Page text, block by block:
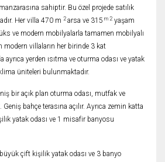
sahiptir. Bu özel projede satılık
Her villa 470 m 2 arsa ve 315 m 2 yaşam
ve modern mobilyalarla tamamen mobilyalı
modern villaların her birinde 3 kat
ayrıca yerden ısıtma ve oturma odası ve yatak
üniteleri bulunmaktadır.
bir açık plan oturma odası, mutfak ve
Geniş bahçe terasına açılır. Ayrıca zemin katta
yatak odası ve 1 misafir banyosu
çift kişilik yatak odası ve 3 banyo